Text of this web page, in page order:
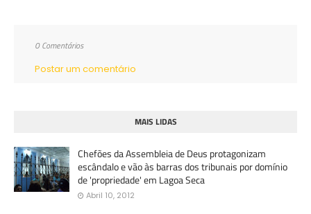
0 Comentários
Postar um comentário
MAIS LIDAS
Chefões da Assembleia de Deus protagonizam
escândalo e vão às barras dos tribunais por domínio
de 'propriedade' em Lagoa Seca
Abril 10, 2012